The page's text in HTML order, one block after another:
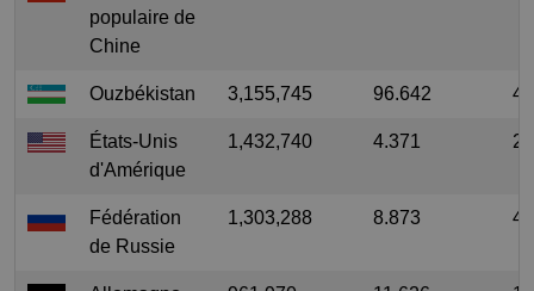
populaire de
Chine
Ouzbékistan 3,155,745 96.642
États-Unis
d'Amérique
1,432,740 4.371
Fédération
de Russie
1,303,288 8.873